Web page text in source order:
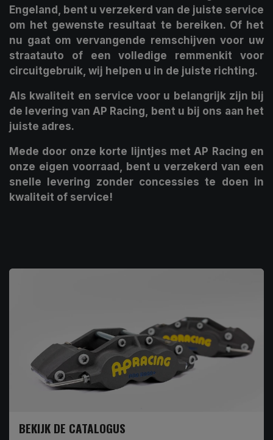
Engeland, bent u verzekerd van de juiste service
om het gewenste resultaat te bereiken. Of het
nu gaat om vervangende remschijven voor uw
straatauto of een volledige remmenkit voor
circuitgebruik, wij helpen u in de juiste richting.
Als kwaliteit en service voor u belangrijk zijn bij
de levering van AP Racing, bent u bij ons aan het
juiste adres.
Mede door onze korte lijntjes met AP Racing en
onze eigen voorraad, bent u verzekerd van een
snelle levering zonder concessies te doen in
kwaliteit of service!
BEKIJK DE CATALOGUS